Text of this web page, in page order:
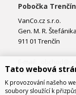
Pobočka Trenčín
VanCo.cz s.r.o.
Gen. M. R.
911 01 Trenčín
Telefon: +421 32
Tato webová
K provozování našeho
soubory sloužící k